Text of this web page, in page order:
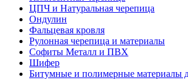
ЦПЧ и Натуральная черепица
Ондулин
Фальцевая кровля
Рулонная черепица и материалы
Софиты Металл и ПВХ
Шифер
Битумные и полимерные материалы